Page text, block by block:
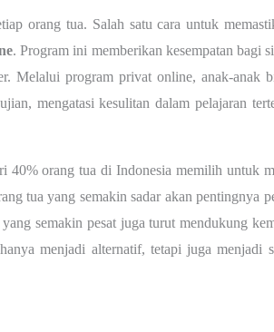
orang tua. Salah satu cara untuk
. Program ini memberikan kesempatan bagi
Melalui program privat online, anak-anak
mengatasi kesulitan dalam pelajaran
40% orang tua di Indonesia memilih untuk
tua yang semakin sadar akan pentingnya
semakin pesat juga turut mendukung
menjadi alternatif, tetapi juga